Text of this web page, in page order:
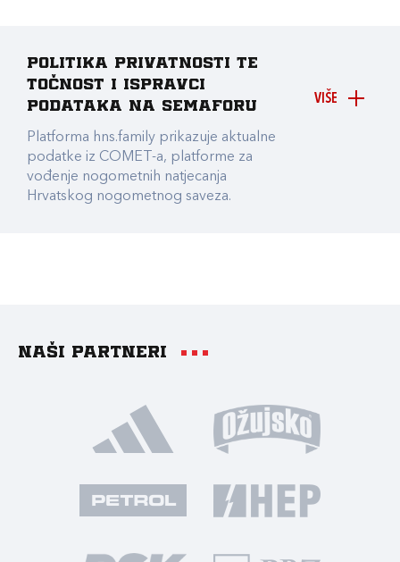
VIŠE
Politika privatnosti te
točnost i ispravci
podataka na Semaforu
Platforma hns.family prikazuje aktualne
podatke iz COMET-a, platforme za
vođenje nogometnih natjecanja
Hrvatskog nogometnog saveza.
Naši partneri